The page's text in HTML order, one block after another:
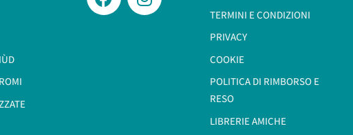
TERMINI E CONDIZIONI
PRIVACY
COOKIE
POLITICA DI RIMBORSO E
RESO
LIBRERIE AMICHE